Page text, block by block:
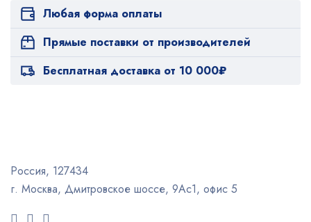
Любая форма оплаты
Прямые поставки от производителей
Бесплатная доставка от 10 000₽
Россия, 127434
г. Москва, Дмитровское шоссе, 9Ас1, офис 5